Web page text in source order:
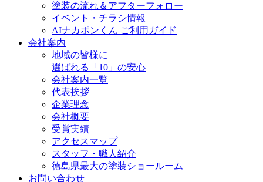
塗装の流れ＆アフターフォロー
イベント・チラシ情報
AIナカポンくん ご利用ガイド
会社案内
地域の皆様に
選ばれる「10」の安心
会社案内一覧
代表挨拶
企業理念
会社概要
受賞実績
アクセスマップ
スタッフ・職人紹介
徳島県最大の塗装ショールーム
お問い合わせ